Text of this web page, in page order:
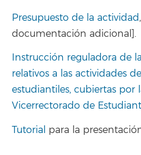
Presupuesto de la actividad
documentación adicional].
Instrucción reguladora de
relativos a las actividades
estudiantiles, cubiertas por
Vicerrectorado de
Tutorial para la